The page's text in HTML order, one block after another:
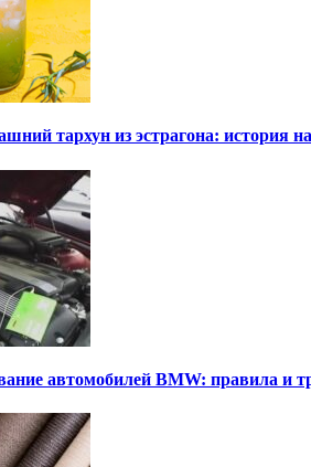
тархун из эстрагона: история
автомобилей BMW: правила и